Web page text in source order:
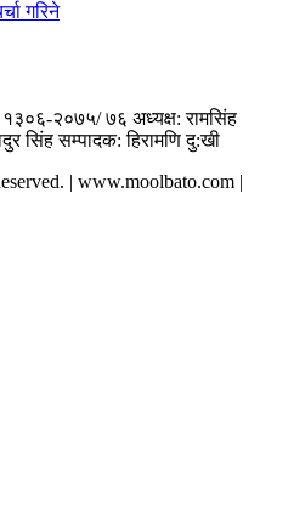
गरिने
१३०६-२०७५/ ७६ अध्यक्ष: रामसिंह
सिंह सम्पादक: हिरामणि दु:खी
| www.moolbato.com |